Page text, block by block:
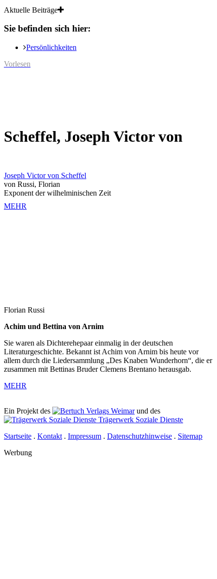
Aktuelle Beiträge
Sie befinden sich hier:
Persönlichkeiten
Vorlesen
Scheffel, Joseph Victor von
Joseph Victor von Scheffel
von Russi, Florian
Exponent der wilhelminischen Zeit
MEHR
Florian Russi
Achim und Bettina von Arnim
Sie waren als Dichterehepaar einmalig in der deutschen
Literaturgeschichte. Bekannt ist Achim von Arnim bis heute vor
allem durch die Liedersammlung „Des Knaben Wunderhorn“, die er
zusammen mit Bettinas Bruder Clemens Brentano herausgab.
MEHR
Ein Projekt des Verlags Weimarund des
Trägerwerk Soziale Dienste
Startseite . Kontakt . Impressum . Datenschutzhinweise . Sitemap
Werbung